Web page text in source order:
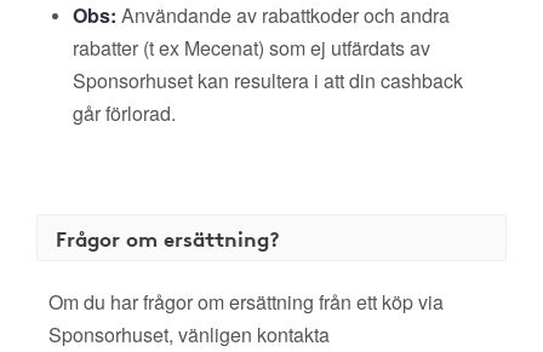
Obs: Användande av rabattkoder och andra
rabatter (t ex Mecenat) som ej utfärdats av
Sponsorhuset kan resultera i att din cashback
går förlorad.
Frågor om ersättning?
Om du har frågor om ersättning från ett köp via
Sponsorhuset, vänligen kontakta